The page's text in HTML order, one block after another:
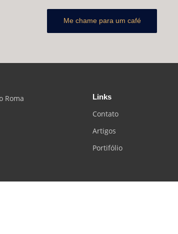
Me chame para um café
Roma Links
Contato
Artigos
Portifólio